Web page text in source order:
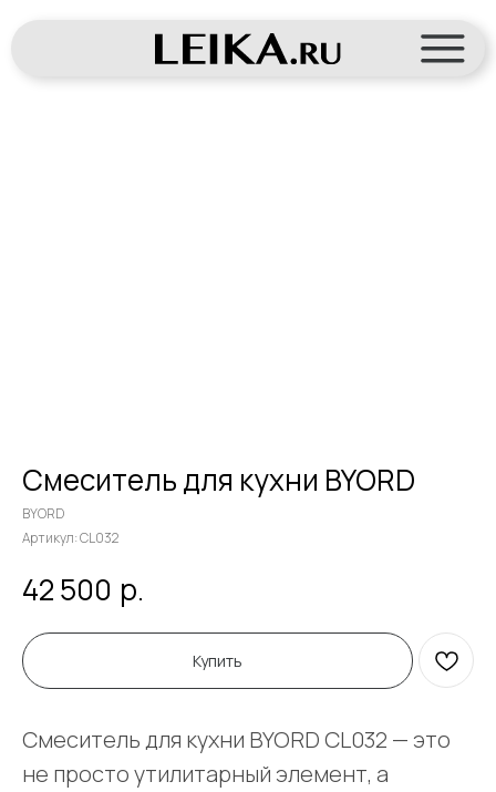
Смеситель для кухни BYORD
BYORD
Артикул:CL032
42 500 р.
Купить
Смеситель для кухни BYORD CL032 — это
не просто утилитарный элемент, а